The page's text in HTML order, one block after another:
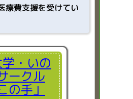
療費支援を受けてい
・いの
ークル
の手」